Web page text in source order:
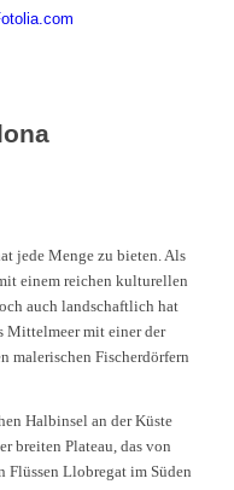
jede Menge zu bieten. Als
einem reichen kulturellen
auch landschaftlich hat
Mittelmeer mit einer der
malerischen Fischerdörfern
Halbinsel an der Küste
breiten Plateau, das von
Flüssen Llobregat im Süden